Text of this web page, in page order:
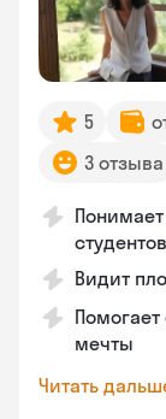
5
3 отзыва
студентов
Видит
мечты
Читать